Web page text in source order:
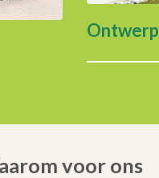
Ontwerp
voor ons